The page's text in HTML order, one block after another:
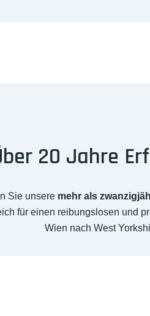
20 Jahre
Sie unsere mehr als
für einen reibungslosen und
Wien nach West